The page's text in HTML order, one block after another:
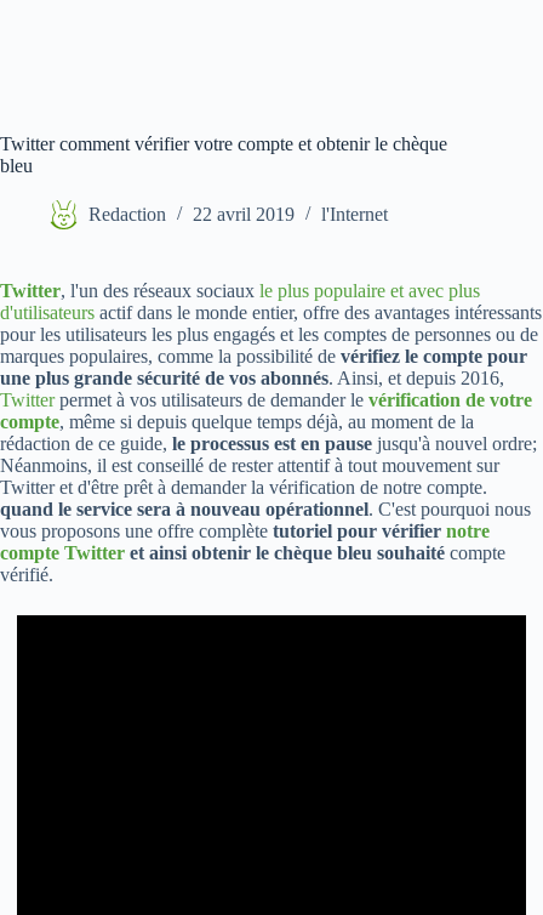
Twitter comment vérifier votre compte et obtenir le chèque
bleu
Redaction 22 avril 2019 l'Internet
Twitter, l'un des réseaux sociaux le plus populaire et avec plus
d'utilisateurs actif dans le monde entier, offre des avantages intéressants
pour les utilisateurs les plus engagés et les comptes de personnes ou de
marques populaires, comme la possibilité de vérifiez le compte pour
une plus grande sécurité de vos abonnés. Ainsi, et depuis 2016,
Twitterpermet à vos utilisateurs de demander le vérification de votre
compte, même si depuis quelque temps déjà, au moment de la
rédaction de ce guide, le processus est en pause jusqu'à nouvel ordre;
Néanmoins, il est conseillé de rester attentif à tout mouvement sur
Twitter et d'être prêt à demander la vérification de notre compte.
quand le service sera à nouveau opérationnel. C'est pourquoi nous
vous proposons une offre complète tutoriel pour vérifier notre
compte Twitter et ainsi obtenir le chèque bleu souhaité compte
vérifié.